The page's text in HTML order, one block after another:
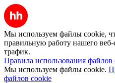
Мы используем файлы cookie,
правильную работу нашего веб-
трафик.
Правила использования файлов
Мы используем файлы cookie.
файлов cookie